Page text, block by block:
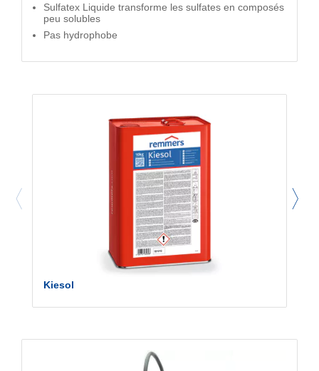
Sulfatex Liquide transforme les sulfates en composés
peu solubles
Pas hydrophobe
Kiesol